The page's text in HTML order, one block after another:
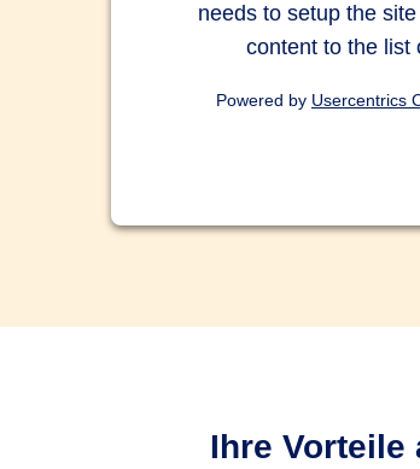
needs to setup the
content to the list
Powered by Usercentrics
Ihre Vorteile